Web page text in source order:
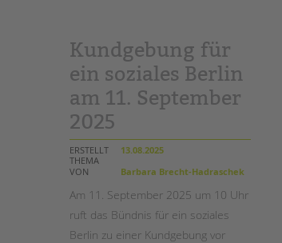
geschlechtliche
vielfalt
in
schule
und
jugendhilfe
Kundgebung für
ein soziales Berlin
am 11. September
2025
ERSTELLT
13.08.2025
THEMA
VON
Barbara Brecht-Hadraschek
Am 11. September 2025 um 10 Uhr
ruft das Bündnis für ein soziales
Berlin zu einer Kundgebung vor